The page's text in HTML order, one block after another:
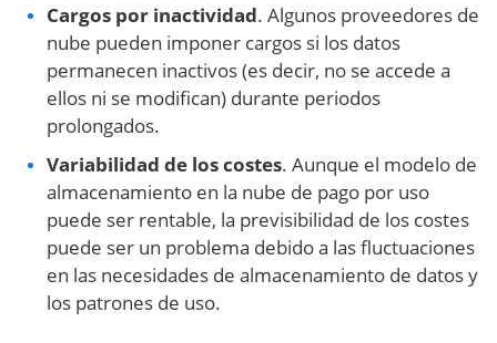
Cargos por inactividad. Algunos proveedores de
nube pueden imponer cargos si los datos
permanecen inactivos (es decir, no se accede a
ellos ni se modifican) durante periodos
prolongados.
Variabilidad de los costes. Aunque el modelo de
almacenamiento en la nube de pago por uso
puede ser rentable, la previsibilidad de los costes
puede ser un problema debido a las fluctuaciones
en las necesidades de almacenamiento de datos y
los patrones de uso.